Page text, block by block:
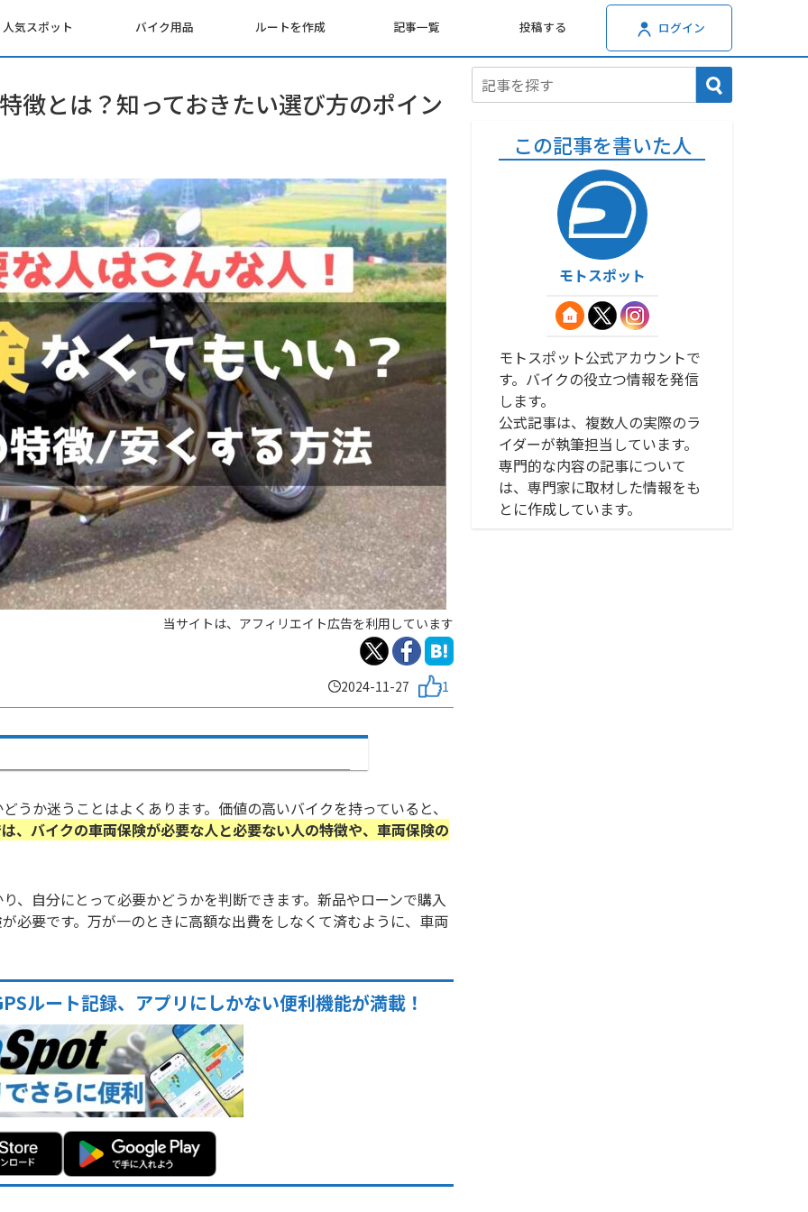
人気スポット バイク用品 ルートを作成 記事一覧 投稿する ログイン
徴とは？知っておきたい選び方のポイン
当サイトは、アフィリエイト広告を利用しています
2024-11-27 1
うか迷うことはよくあります。価値の高いバイクを持っていると、
、バイクの車両保険が必要な人と必要ない人の特徴や、車両保険の
、自分にとって必要かどうかを判断できます。新品やローンで購入
必要です。万が一のときに高額な出費をしなくて済むように、車両
ルート記録、アプリにしかない便利機能が満載！
この記事を書いた人
モトスポット
モトスポット公式アカウントで
す。バイクの役立つ情報を発信
します。
公式記事は、複数人の実際のラ
イダーが執筆担当しています。
専門的な内容の記事について
は、専門家に取材した情報をも
とに作成しています。